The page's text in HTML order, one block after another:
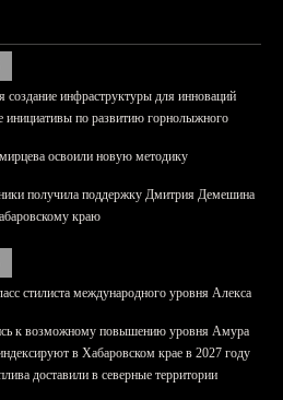
создание инфраструктуры для инноваций
инициативы по развитию горнолыжного
освоили новую методику
получила поддержку Дмитрия Демешина
краю
стилиста международного уровня Алекса
к возможному повышению уровня Амура
в Хабаровском крае в 2027 году
доставили в северные территории